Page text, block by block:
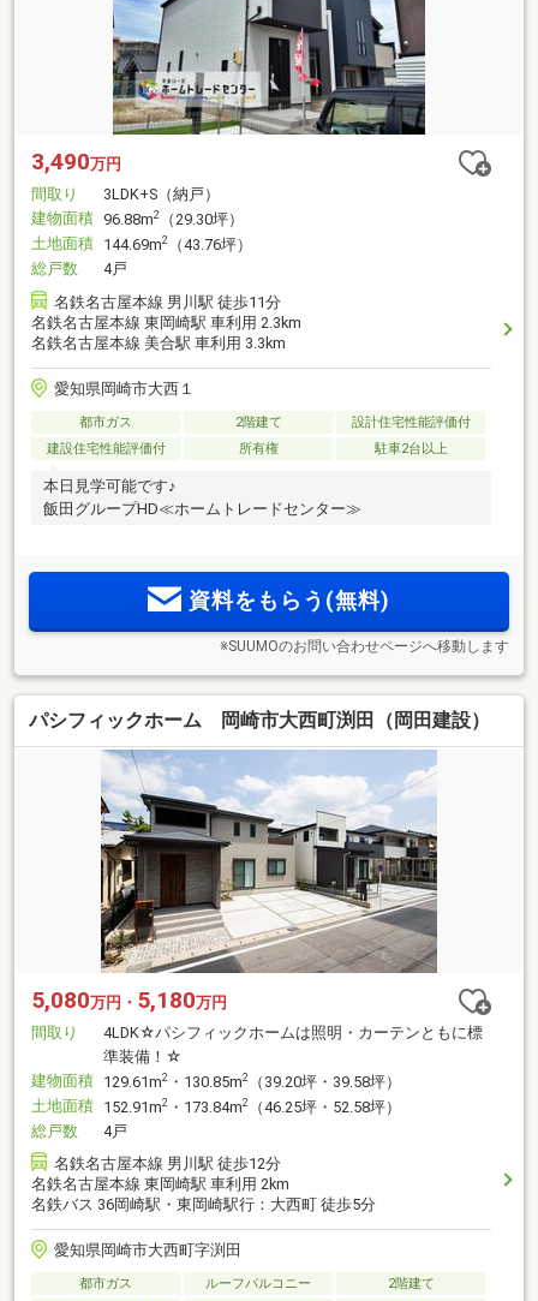
3,490万円
間取り
3LDK+S（納戸）
建物面積 96.88m2
（29.30坪）
土地面積 144.69m2
（43.76坪）
総戸数
4戸
名鉄名古屋本線 男川駅 徒歩11分
名鉄名古屋本線 東岡崎駅 車利用 2.3km
名鉄名古屋本線 美合駅 車利用 3.3km
愛知県岡崎市大西１
都市ガス 2階建て
設計住宅性能評価付
建設住宅性能評価付
所有権 駐車2台以上
本日見学可能です♪
飯田グループHD≪ホームトレードセンター≫
資料をもらう(無料)
※SUUMOのお問い合わせページへ移動します
パシフィックホーム 岡崎市大西町渕田（岡田建設）
5,080万円・ 5,180万円
間取り
4LDK☆パシフィックホームは照明・カーテンともに標
準装備！☆
建物面積 129.61m2 ・130.85m2
（39.20坪・39.58坪）
土地面積 152.91m2 ・173.84m2
（46.25坪・52.58坪）
総戸数
4戸
名鉄名古屋本線 男川駅 徒歩12分
名鉄名古屋本線 東岡崎駅 車利用 2km
名鉄バス 36岡崎駅・東岡崎駅行：大西町 徒歩5分
愛知県岡崎市大西町字渕田
都市ガス ルーフバルコニー
2階建て